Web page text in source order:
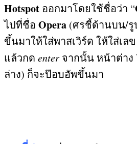
Hotspot ออกมาโดยใช้ชื่อว่า “
ไปที่ชื่อ Opera (ศรชี้ด้านบน/
ขึ้นมาให้ใส่พาสเวิร์ด ให้ใส่เลข
แล้วกด enter จากนั้น หน้าต่าง
ล่าง) ก็จะป๊อบอัพขึ้นมา